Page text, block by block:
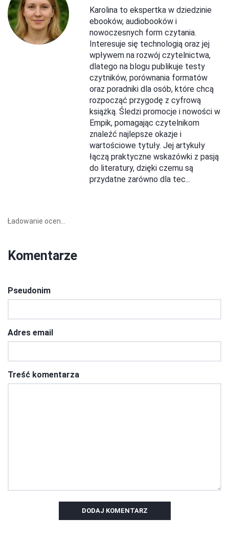
Karolina to ekspertka w dziedzinie
ebooków, audiobooków i
nowoczesnych form czytania.
Interesuje się technologią oraz jej
wpływem na rozwój czytelnictwa,
dlatego na blogu publikuje testy
czytników, porównania formatów
oraz poradniki dla osób, które chcą
rozpocząć przygodę z cyfrową
książką. Śledzi promocje i nowości w
Empik, pomagając czytelnikom
znaleźć najlepsze okazje i
wartościowe tytuły. Jej artykuły
łączą praktyczne wskazówki z pasją
do literatury, dzięki czemu są
przydatne zarówno dla tec...
Ładowanie ocen...
Komentarze
Pseudonim
Adres email
Treść komentarza
DODAJ KOMENTARZ